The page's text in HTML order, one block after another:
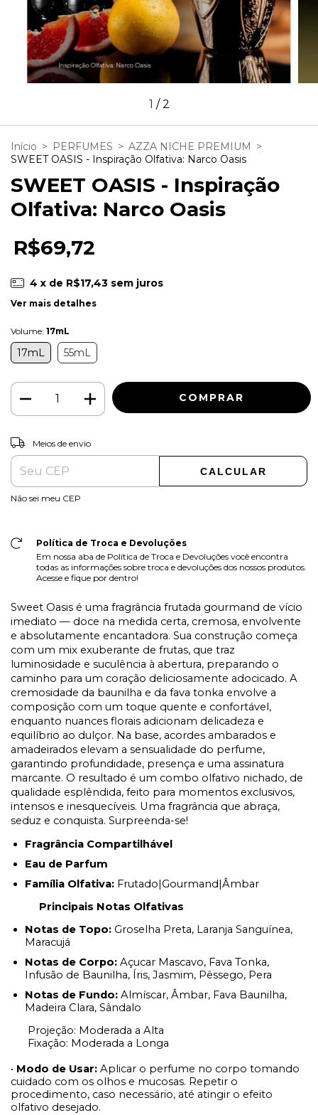
1 /2
Início > PERFUMES > AZZA NICHE PREMIUM >
SWEET OASIS - Inspiração Olfativa: Narco Oasis
SWEET OASIS - Inspiração
Olfativa: Narco Oasis
R$69,72
4 x de R$17,43 sem juros
Ver mais detalhes
Volume: 17mL
17mL 55mL
Entregas para o CEP:
Meios de envio
CALCULAR
Não sei meu CEP
Política de Troca e Devoluções
Em nossa aba de Política de Troca e Devoluções você encontra
todas as informações sobre troca e devoluções dos nossos produtos.
Acesse e fique por dentro!
Sweet Oasis é uma fragrância frutada gourmand de vício
imediato — doce na medida certa, cremosa, envolvente
e absolutamente encantadora. Sua construção começa
com um mix exuberante de frutas, que traz
luminosidade e suculência à abertura, preparando o
caminho para um coração deliciosamente adocicado. A
cremosidade da baunilha e da fava tonka envolve a
composição com um toque quente e confortável,
enquanto nuances florais adicionam delicadeza e
equilíbrio ao dulçor. Na base, acordes ambarados e
amadeirados elevam a sensualidade do perfume,
garantindo profundidade, presença e uma assinatura
marcante. O resultado é um combo olfativo nichado, de
qualidade esplêndida, feito para momentos exclusivos,
intensos e inesquecíveis. Uma fragrância que abraça,
seduz e conquista. Surpreenda-se!
Fragrância Compartilhável
Eau de Parfum
Família Olfativa: Frutado|Gourmand|Âmbar
Principais Notas Olfativas
Notas de Topo: Groselha Preta, Laranja Sanguínea,
Maracujá
Notas de Corpo: Açucar Mascavo, Fava Tonka,
Infusão de Baunilha, Íris, Jasmim, Pêssego, Pera
Notas de Fundo: Almíscar, Âmbar, Fava Baunilha,
Madeira Clara, Sândalo
Projeção: Moderada a Alta
Fixação: Moderada a Longa
• Modo de Usar: Aplicar o perfume no corpo tomando
cuidado com os olhos e mucosas. Repetir o
procedimento, caso necessário, até atingir o efeito
olfativo desejado.